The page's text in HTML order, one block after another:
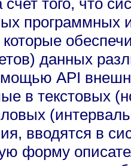
счет того, что
программных
данных
API
в текстовых
вводятся в
форму